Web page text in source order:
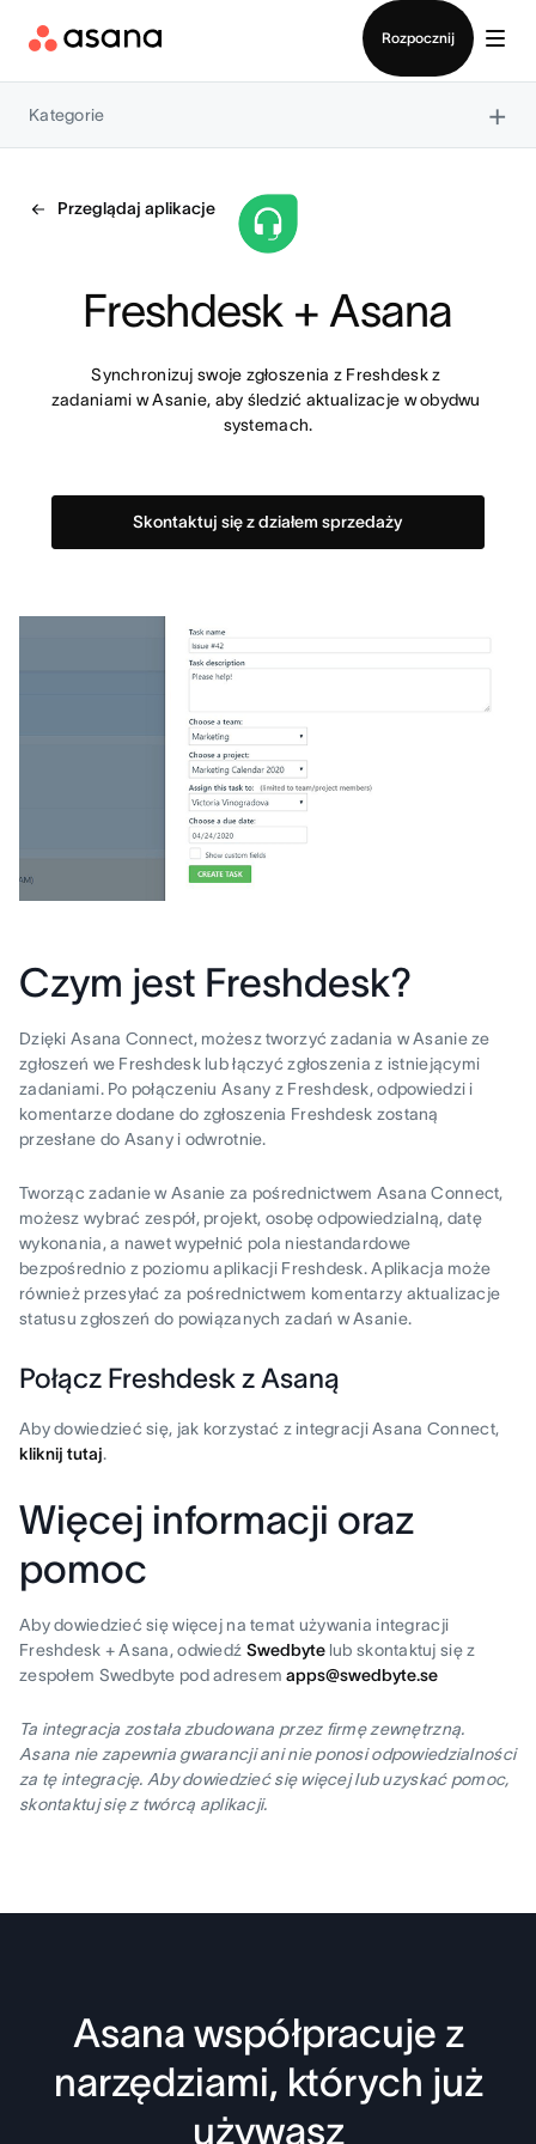
Rozpocznij
Kategorie ×
Przeglądaj aplikacje
Freshdesk + Asana
Synchronizuj swoje zgłoszenia z Freshdesk z
zadaniami w Asanie, aby śledzić aktualizacje w obydwu
systemach.
Skontaktuj się z działem sprzedaży
Czym jest Freshdesk?
Dzięki Asana Connect, możesz tworzyć zadania w Asanie ze
zgłoszeń we Freshdesk lub łączyć zgłoszenia z istniejącymi
zadaniami. Po połączeniu Asany z Freshdesk, odpowiedzi i
komentarze dodane do zgłoszenia Freshdesk zostaną
przesłane do Asany i odwrotnie.
Tworząc zadanie w Asanie za pośrednictwem Asana Connect,
możesz wybrać zespół, projekt, osobę odpowiedzialną, datę
wykonania, a nawet wypełnić pola niestandardowe
bezpośrednio z poziomu aplikacji Freshdesk. Aplikacja może
również przesyłać za pośrednictwem komentarzy aktualizacje
statusu zgłoszeń do powiązanych zadań w Asanie.
Połącz Freshdesk z Asaną
Aby dowiedzieć się, jak korzystać z integracji Asana Connect,
kliknij tutaj.
Więcej informacji oraz
pomoc
Aby dowiedzieć się więcej na temat używania integracji
Freshdesk + Asana, odwiedź Swedbytelub skontaktuj się z
zespołem Swedbyte pod adresemapps@swedbyte.se
Ta integracja została zbudowana przez firmę zewnętrzną.
Asana nie zapewnia gwarancji ani nie ponosi odpowiedzialności
za tę integrację. Aby dowiedzieć się więcej lub uzyskać pomoc,
skontaktuj się z twórcą aplikacji.
Asana współpracuje z
narzędziami, których już
używasz